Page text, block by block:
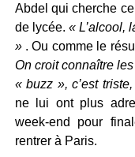
Abdel qui cherche
de lycée. « L’alcool,
». Ou comme le
On croit connaître
« buzz », c’est
ne lui ont plus
week-end pour
rentrer à Paris.